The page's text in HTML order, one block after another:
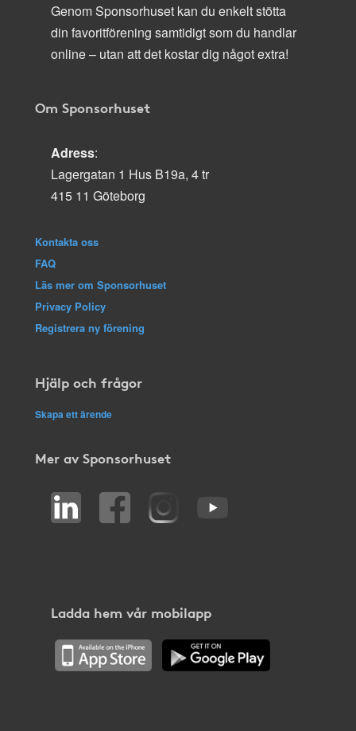
Genom Sponsorhuset kan du enkelt stötta
din favoritförening samtidigt som du handlar
online – utan att det kostar dig något extra!
Om Sponsorhuset
Adress:
Lagergatan 1 Hus B19a, 4 tr
415 11 Göteborg
Kontakta oss
FAQ
Läs mer om Sponsorhuset
Privacy Policy
Registrera ny förening
Hjälp och frågor
Skapa ett ärende
Mer av Sponsorhuset
Ladda hem vår mobilapp